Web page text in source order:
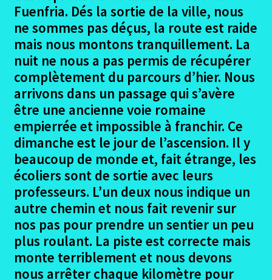
Villalon de campos puente villarente photos
Puentevillarente – Rabanal del Camino
Rabanal del Camino – Vega de Valcarce
Vega de Valcarce – Rente
Rente – Pedrouzo
Madrid Pedrouzo – Santiago
Madrid Premier jour à Santiago
Madrid deuxième jour à Santiago
Fuenfria. Dés la sortie de la ville, nous
ne sommes pas déçus, la route est raide
mais nous montons tranquillement. La
nuit ne nous a pas permis de récupérer
complètement du parcours d’hier. Nous
arrivons dans un passage qui s’avère
être une ancienne voie romaine
empierrée et impossible à franchir. Ce
dimanche est le jour de l’ascension. Il y
beaucoup de monde et, fait étrange, les
écoliers sont de sortie avec leurs
professeurs. L’un deux nous indique un
autre chemin et nous fait revenir sur
nos pas pour prendre un sentier un peu
plus roulant. La piste est correcte mais
monte terriblement et nous devons
nous arrêter chaque kilomètre pour